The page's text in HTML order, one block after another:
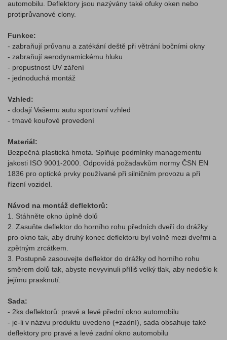
automobilu. Deflektory jsou nazývány také ofuky oken nebo
protiprůvanové clony.
Funkce:
- zabraňují průvanu a zatékání deště při větrání bočními okny
- zabraňují aerodynamickému hluku
- propustnost UV záření
- jednoduchá montáž
Vzhled:
- dodají Vašemu autu sportovní vzhled
- tmavé kouřové provedení
Materiál:
Bezpečná plastická hmota. Splňuje podmínky managementu
jakosti ISO 9001-2000. Odpovídá požadavkům normy ČSN EN
1836 pro optické prvky používané při silničním provozu a při
řízení vozidel.
Návod na montáž deflektorů:
1. Stáhněte okno úplně dolů
2. Zasuňte deflektor do horního rohu předních dveří do drážky
pro okno tak, aby druhý konec deflektoru byl volně mezi dveřmi a
zpětným zrcátkem.
3. Postupně zasouvejte deflektor do drážky od horního rohu
směrem dolů tak, abyste nevyvinuli příliš velký tlak, aby nedošlo k
jejímu prasknutí.
Sada:
- 2ks deflektorů: pravé a levé přední okno automobilu
- je-li v názvu produktu uvedeno (+zadní), sada obsahuje také
deflektory pro pravé a levé zadní okno automobilu